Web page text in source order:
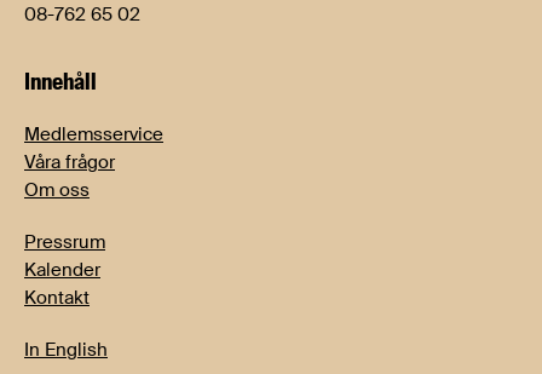
08-762 65 02
Innehåll
Medlemsservice
Våra frågor
Om oss
Pressrum
Kalender
Kontakt
In English